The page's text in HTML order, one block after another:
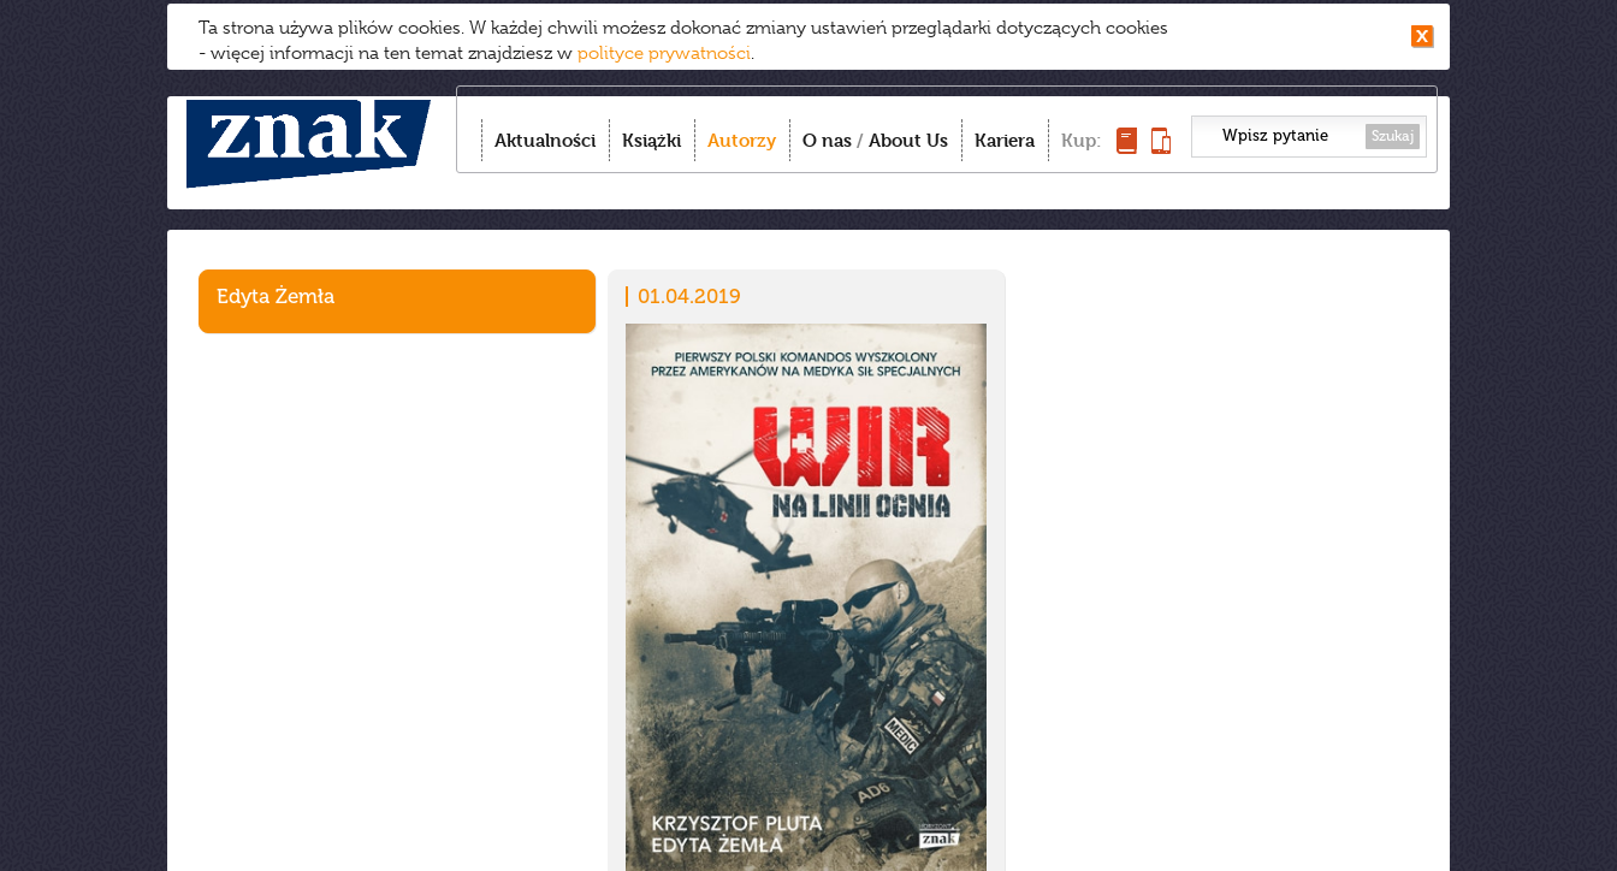
Ta strona używa plików cookies. W każdej chwili możesz dokonać zmiany ustawień przeglądarki dotyczących cookies
- więcej informacji na ten temat znajdziesz w polityce prywatności.
Aktualności Książki Autorzy O nas / About Us Kariera Kup: Szukaj
Edyta Żemła 01.04.2019